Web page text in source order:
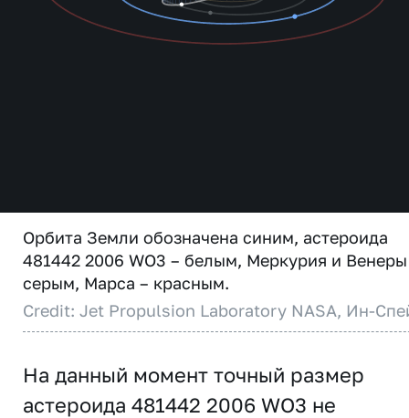
Орбита Земли обозначена синим, астероида
481442 2006 WO3 – белым, Меркурия и
серым, Марса – красным.
Credit: Jet Propulsion Laboratory NASA, Ин-
На данный момент точный размер
астероида 481442 2006 WO3 не